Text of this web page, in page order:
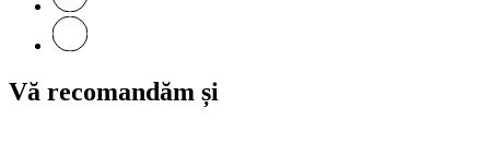
Vă recomandăm și